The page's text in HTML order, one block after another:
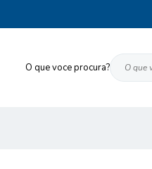
O que voce procura?